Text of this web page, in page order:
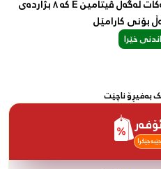
بە درێژایی ڕۆژ لێوەکانت شێدار دەکات لەگەڵ ڤیتامین E کە ٨ بژاردەی
بۆنی کارامێل
خێرا
بەفیڕۆ ناچێت